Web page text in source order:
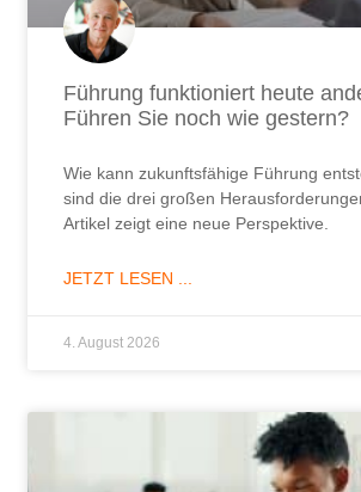
Führung funktioniert heute
Führen Sie noch wie gestern?
Wie kann zukunftsfähige Führung
sind die drei großen
Artikel zeigt eine neue Perspektive.
JETZT LESEN ...
4. August 2026